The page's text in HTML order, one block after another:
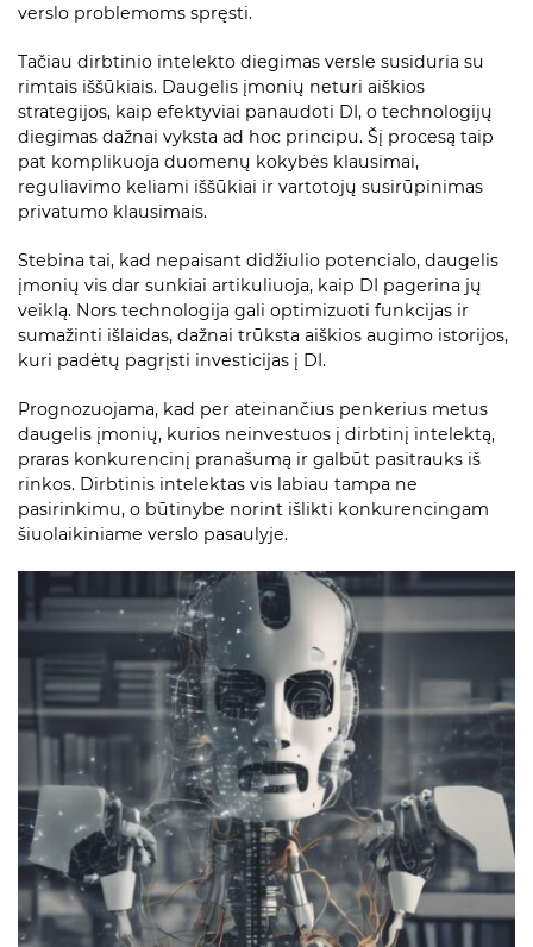
verslo problemoms spręsti.
Tačiau dirbtinio intelekto diegimas versle susiduria su
rimtais iššūkiais. Daugelis įmonių neturi aiškios
strategijos, kaip efektyviai panaudoti DI, o technologijų
diegimas dažnai vyksta ad hoc principu. Šį procesą taip
pat komplikuoja duomenų kokybės klausimai,
reguliavimo keliami iššūkiai ir vartotojų susirūpinimas
privatumo klausimais.
Stebina tai, kad nepaisant didžiulio potencialo, daugelis
įmonių vis dar sunkiai artikuliuoja, kaip DI pagerina jų
veiklą. Nors technologija gali optimizuoti funkcijas ir
sumažinti išlaidas, dažnai trūksta aiškios augimo istorijos,
kuri padėtų pagrįsti investicijas į DI.
Prognozuojama, kad per ateinančius penkerius metus
daugelis įmonių, kurios neinvestuos į dirbtinį intelektą,
praras konkurencinį pranašumą ir galbūt pasitrauks iš
rinkos. Dirbtinis intelektas vis labiau tampa ne
pasirinkimu, o būtinybe norint išlikti konkurencingam
šiuolaikiniame verslo pasaulyje.